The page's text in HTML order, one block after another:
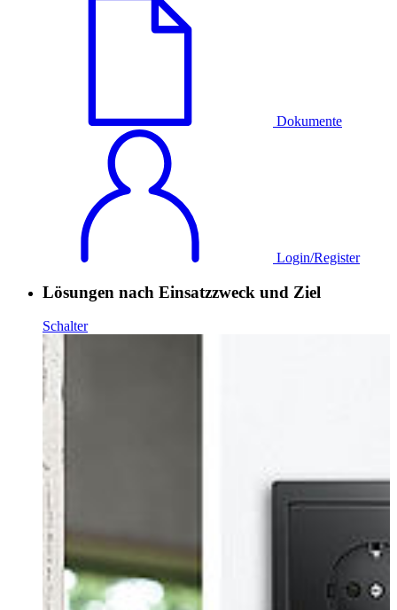
Dokumente
Login/Register
Lösungen nach Einsatzzweck und Ziel
Schalter